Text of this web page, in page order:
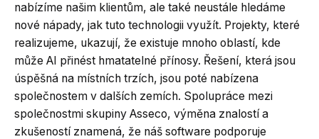
nabízíme našim klientům, ale také neustále hledáme
nové nápady, jak tuto technologii využít. Projekty, které
realizujeme, ukazují, že existuje mnoho oblastí, kde
může AI přinést hmatatelné přínosy. Řešení, která jsou
úspěšná na místních trzích, jsou poté nabízena
společnostem v dalších zemích. Spolupráce mezi
společnostmi skupiny Asseco, výměna znalostí a
zkušeností znamená, že náš software podporuje